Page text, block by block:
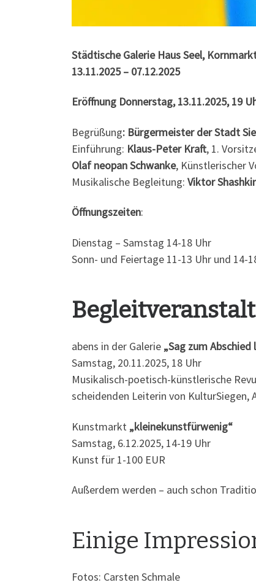
Städtische Galerie Haus Seel,
13.11.2025 – 07.12.2025
Eröffnung Donnerstag, 13.11.2025, 19
Begrüßung: Bürgermeister der Stadt
Einführung: Klaus-Peter Kraft, 1.
Olaf neopan Schwanke, Künstlerischer
Musikalische Begleitung: Viktor
Öffnungszeiten:
Dienstag – Samstag 14-18 Uhr
Sonn- und Feiertage 11-13 Uhr und 14-
abens in der Galerie „Sag zum
Samstag, 20.11.2025, 18 Uhr
Musikalisch-poetisch-künstlerische
scheidenden Leiterin von KulturSiegen,
Kunstmarkt „kleinekunstfürwenig“
Samstag, 6.12.2025, 14-19 Uhr
Kunst für 1-100 EUR
Außerdem werden – auch schon
Einige
Fotos: Carsten Schmale